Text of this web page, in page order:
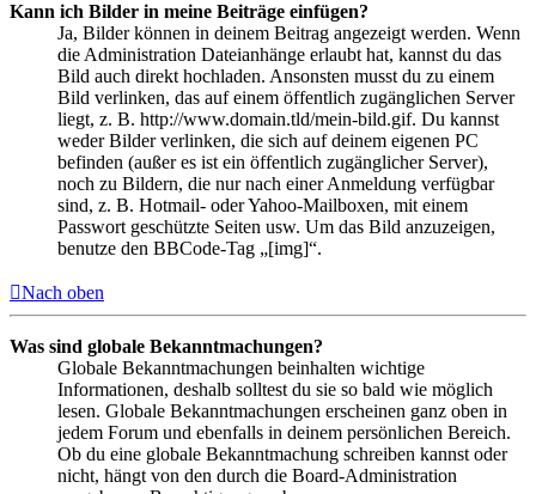
Kann ich Bilder in meine Beiträge einfügen?
Ja, Bilder können in deinem Beitrag angezeigt werden. Wenn
die Administration Dateianhänge erlaubt hat, kannst du das
Bild auch direkt hochladen. Ansonsten musst du zu einem
Bild verlinken, das auf einem öffentlich zugänglichen Server
liegt, z. B. http://www.domain.tld/mein-bild.gif. Du kannst
weder Bilder verlinken, die sich auf deinem eigenen PC
befinden (außer es ist ein öffentlich zugänglicher Server),
noch zu Bildern, die nur nach einer Anmeldung verfügbar
sind, z. B. Hotmail- oder Yahoo-Mailboxen, mit einem
Passwort geschützte Seiten usw. Um das Bild anzuzeigen,
benutze den BBCode-Tag „[img]“.
Nach oben
Was sind globale Bekanntmachungen?
Globale Bekanntmachungen beinhalten wichtige
Informationen, deshalb solltest du sie so bald wie möglich
lesen. Globale Bekanntmachungen erscheinen ganz oben in
jedem Forum und ebenfalls in deinem persönlichen Bereich.
Ob du eine globale Bekanntmachung schreiben kannst oder
nicht, hängt von den durch die Board-Administration